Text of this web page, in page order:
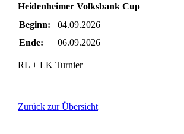
Heidenheimer Volksbank Cup
Beginn:
04.09.2026
Ende:
06.09.2026
RL + LK Turnier
Zurück zur Übersicht